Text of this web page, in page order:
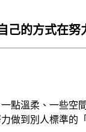
己的方式在努
點溫柔、一些空
做到別人標準的